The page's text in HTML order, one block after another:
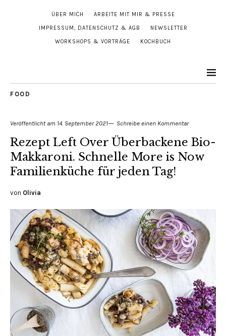
ÜBER MICH ARBEITE MIT MIR & PRESSE
IMPRESSUM, DATENSCHUTZ & AGB NEWSLETTER
WORKSHOPS & VORTRÄGE KOCHBUCH
FOOD
Veröffentlicht am 14. September 2021 Schreibe einen Kommentar
Rezept Left Over Überbackene Bio-
Makkaroni. Schnelle More is Now
Familienküche für jeden Tag!
von Olivia